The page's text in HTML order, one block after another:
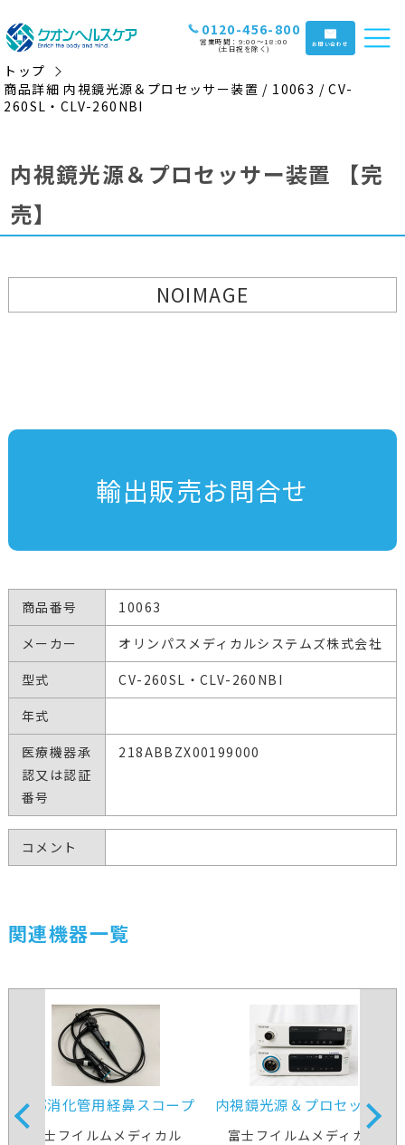
0120-456-800
営業時間：9:00〜18:00
(土日祝を除く) お問い合わせ
トップ
商品詳細 内視鏡光源＆プロセッサー装置 / 10063 / CV-
260SL・CLV-260NBI
内視鏡光源＆プロセッサー装置
【完
売】
NOIMAGE
輸出販売お問合せ
商品番号
10063
メーカー
オリンパスメディカルシステムズ株式会社
型式
CV-260SL・CLV-260NBI
年式
医療機器承
認又は認証
番号
218ABBZX00199000
コメント
関連機器一覧
上部消化管用経鼻スコープ
富士フイルムメディカル
内視鏡光源＆プロセッサー
装置
富士フイルムメディカル